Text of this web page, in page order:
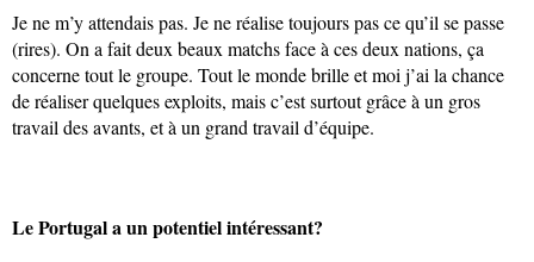
Je ne m’y attendais pas. Je ne réalise toujours pas ce qu’il se passe
(rires). On a fait deux beaux matchs face à ces deux nations, ça
concerne tout le groupe. Tout le monde brille et moi j’ai la chance
de réaliser quelques exploits, mais c’est surtout grâce à un gros
travail des avants, et à un grand travail d’équipe.
Le Portugal a un potentiel intéressant?